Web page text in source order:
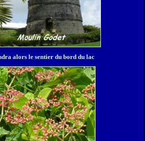
alors le sentier du bord du lac